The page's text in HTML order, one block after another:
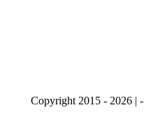
Copyright 2015 - 2026 | -